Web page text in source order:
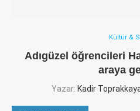
Kültür &
Adıgüzel öğrencileri
araya
Yazar: Kadir